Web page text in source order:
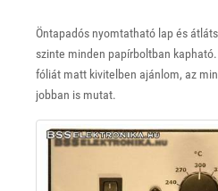
Öntapadós nyomtatható lap és
szinte minden papírboltban
fóliát matt kivitelben ajánlom, az
jobban is mutat.